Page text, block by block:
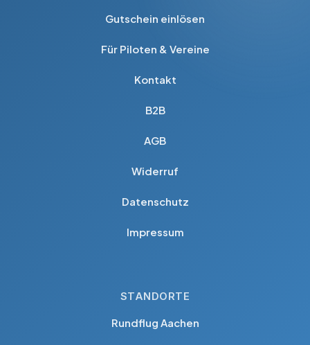
Gutschein einlösen
Für Piloten & Vereine
Kontakt
B2B
AGB
Widerruf
Datenschutz
Impressum
STANDORTE
Rundflug Aachen